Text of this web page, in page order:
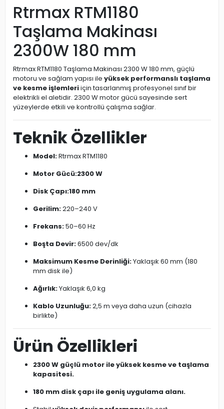
Rtrmax RTM1180
Taşlama Makinası
2300W 180 mm
Rtrmax RTM1180 Taşlama Makinası 2300 W 180 mm, güçlü
motoru ve sağlam yapısı ile yüksek performanslı taşlama
ve kesme işlemleriiçin tasarlanmış profesyonel sınıf bir
elektrikli el aletidir. 2300 W motor gücü sayesinde sert
yüzeylerde etkili ve kontrollü çalışma sağlar.
Teknik Özellikler
Model:Rtrmax RTM1180
Motor Gücü:2300 W
Disk Çapı:180 mm
Gerilim:220–240 V
Frekans:50–60 Hz
Boşta Devir:6500 dev/dk
Maksimum Kesme Derinliği:Yaklaşık 60 mm (180
mm disk ile)
Ağırlık:Yaklaşık 6,0 kg
Kablo Uzunluğu:2,5 m veya daha uzun (cihazla
birlikte)
Ürün Özellikleri
2300 W güçlü motor ile yüksek kesme ve taşlama
kapasitesi.
180 mm disk çapı ile geniş uygulama alanı.